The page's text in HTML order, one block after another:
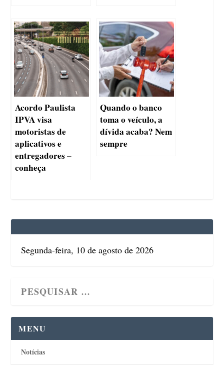
Acordo Paulista
IPVA visa
motoristas de
aplicativos e
entregadores –
conheça
Quando o banco
toma o veículo, a
dívida acaba? Nem
sempre
Segunda-feira, 10 de agosto de 2026
MENU
Notícias